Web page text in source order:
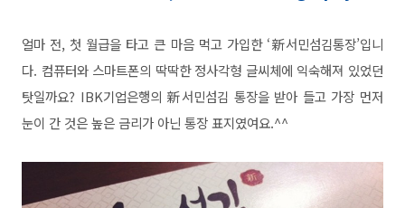
얼마 전, 첫 월급을 타고 큰 마음 먹고 가입한 ‘新서민섬김통장’입니
다. 컴퓨터와 스마트폰의 딱딱한 정사각형 글씨체에 익숙해져 있었던
탓일까요? IBK기업은행의 新서민섬김 통장을 받아 들고 가장 먼저
눈이 간 것은 높은 금리가 아닌 통장 표지였여요.^^